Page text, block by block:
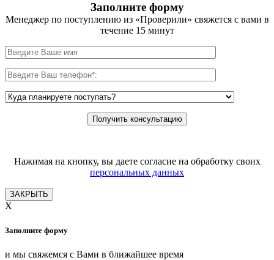
Заполните форму
Менеджер по поступлению из «Проверили» свяжется с вами в
течение 15 минут
Нажимая на кнопку, вы даете согласие на обработку своих
персональных данных
ЗАКРЫТЬ
X
Заполните форму
и мы свяжемся с Вами в ближайшее время